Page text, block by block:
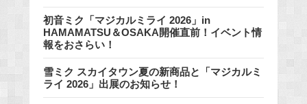
初音ミク「マジカルミライ 2026」in
HAMAMATSU＆OSAKA開催直前！イベント情
報をおさらい！
雪ミク スカイタウン夏の新商品と「マジカルミ
ライ 2026」出展のお知らせ！